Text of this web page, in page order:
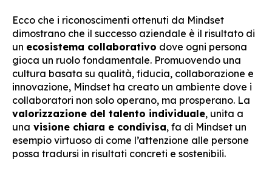
Ecco che i riconoscimenti ottenuti da Mindset
dimostrano che il successo aziendale è il risultato di
un ecosistema collaborativo dove ogni persona
gioca un ruolo fondamentale. Promuovendo una
cultura basata su qualità, fiducia, collaborazione e
innovazione, Mindset ha creato un ambiente dove i
collaboratori non solo operano, ma prosperano. La
valorizzazione del talento individuale, unita a
una visione chiara e condivisa, fa di Mindset un
esempio virtuoso di come l’attenzione alle persone
possa tradursi in risultati concreti e sostenibili.